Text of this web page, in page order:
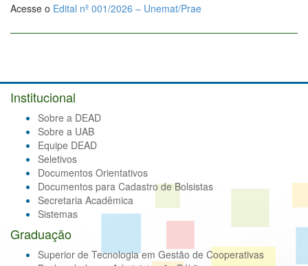
Acesse o Edital nº 001/2026 – Unemat/Prae
Institucional
Sobre a DEAD
Sobre a UAB
Equipe DEAD
Seletivos
Documentos Orientativos
Documentos para Cadastro de Bolsistas
Secretaria Acadêmica
Sistemas
Graduação
Superior de Tecnologia em Gestão de Cooperativas